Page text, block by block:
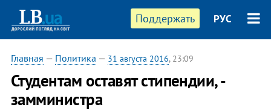
Поддержать РУС
Главная — Политика — 31 августа 2016, 23:09
Студентам оставят стипендии, -
замминистра